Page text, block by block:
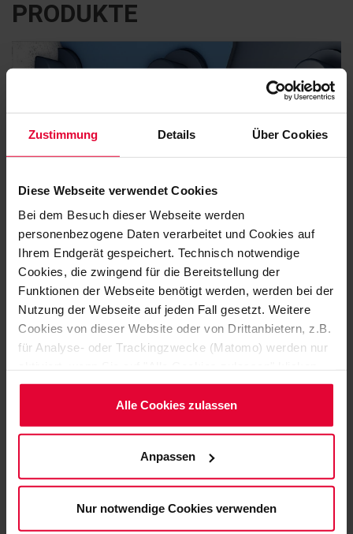
Zustimmung Details Über Cookies
Diese Webseite verwendet Cookies
Bei dem Besuch dieser Webseite werden
personenbezogene Daten verarbeitet und Cookies auf
Ihrem Endgerät gespeichert. Technisch notwendige
Cookies, die zwingend für die Bereitstellung der
Funktionen der Webseite benötigt werden, werden bei der
Nutzung der Webseite auf jeden Fall gesetzt. Weitere
Cookies von dieser Website oder von Drittanbietern, z.B.
für Analyse- oder Trackingzwecke (Matomo) werden nur
Möchten Sie dies nicht, klicken Sie bitte auf "Nur
notwendige Cookies verwenden". Mehr dazu
(einschließlich der Möglichkeit, die Einwilligungserklärung
Cookie-Hinweis(Link im Fuß der Website)
bzw. derDatenschutzerklärung.
Alle Cookies zulassen
Anpassen
Nur notwendige Cookies verwenden
PRODUKTE
BEKAPLAST